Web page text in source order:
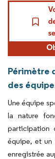
Périmètre
des
Une équipe
la nature
participation
équipe, et un
enregistrée